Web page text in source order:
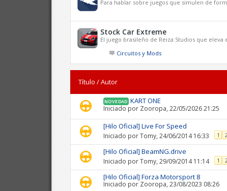
Para hablar sobre juegos que simulen de
Stock Car Extreme
El juego brasileño de Reiza Studios que
Circuitos y Mods
Título /Autor
NOVEDAD KART ONE
Iniciado por Zooropa, 22/05/2026 21:25
[Hilo Oficial] Live For Speed
Iniciado porTomy, 24/06/2014 16:33 1 2
[Hilo Oficial] BeamNG.drive
Iniciado porTomy, 29/09/2014 11:14 1 2
[Hilo Oficial] Forza Motorsport 8
Iniciado por Zooropa, 23/08/2023 08:26